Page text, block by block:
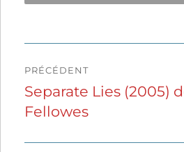
de
l’article
PRÉCÉDENT
Publication
précédente :
Separate Lies (2005)
Fellowes